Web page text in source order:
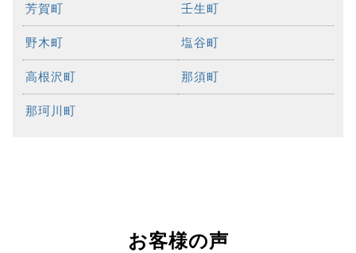
芳賀町 壬生町
野木町 塩谷町
高根沢町 那須町
那珂川町
お客様の声